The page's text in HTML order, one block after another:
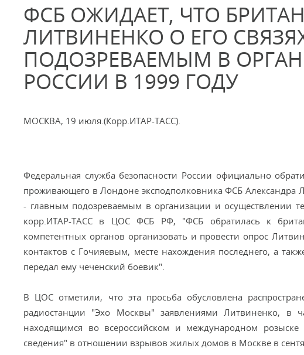
ФСБ ОЖИДАЕТ, ЧТО
ЛИТВИНЕНКО О ЕГО
ПОДОЗРЕВАЕМЫМ В
РОССИИ В 1999 ГОДУ
МОСКВА, 19 июля.(Корр.ИТАР-ТАСС).
Федеральная служба безопасности России официально
проживающего в Лондоне эксподполковника ФСБ Александра
- главным подозреваемым в организации и осуществлении
корр.ИТАР-ТАСС в ЦОС ФСБ РФ, "ФСБ обратилась к
компетентных органов организовать и провести опрос
контактов с Гочияевым, месте нахождения последнего, а
передал ему чеченский боевик".
В ЦОС отметили, что эта просьба обусловлена
радиостанции "Эхо Москвы" заявлениями Литвиненко, в
находящимся во всероссийском и международном
сведения" в отношении взрывов жилых домов в Москве в